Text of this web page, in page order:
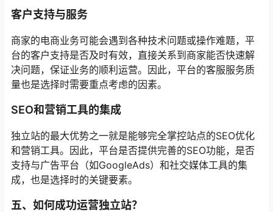
客户支持与服务
商家的电商业务可能会遇到各种技术问题或操作难题，平
台的客户支持是否及时有效，直接关系到商家能否快速解
决问题，保证业务的顺利运营。因此，平台的客服服务质
量也是选择时需要重点考虑的因素。
SEO和营销工具的集成
独立站的最大优势之一就是能够完全掌控站点的SEO优化
和营销工具。因此，平台是否提供完善的SEO功能，是否
支持与广告平台（如GoogleAds）和社交媒体工具的集
成，也是选择时的关键要素。
五、如何成功运营独立站？